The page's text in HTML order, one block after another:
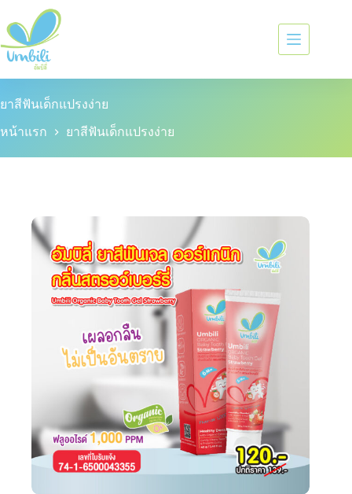
ยาสีฟันเด็กแปรงง่าย
หน้าแรก ยาสีฟันเด็กแปรงง่าย